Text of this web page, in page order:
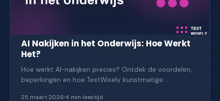
AI Nakijken in het Onderwijs: Hoe Werkt
Het?
Hoe werkt AI-nakijken precies? Ontdek de voordelen,
beperkingen en hoe TestWisely kunstmatige
25 maart 2026 4 min leestijd